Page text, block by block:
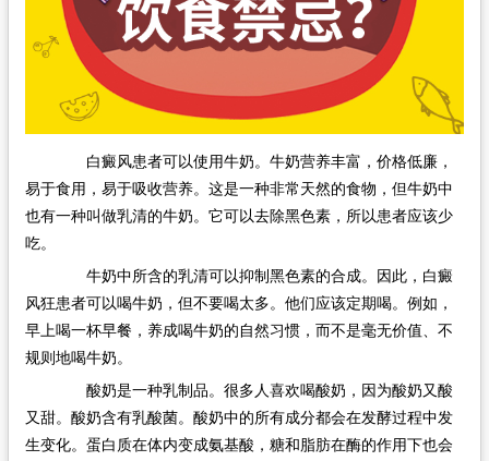
白癜风患者可以使用牛奶。牛奶营养丰富，价格低廉，
易于食用，易于吸收营养。这是一种非常天然的食物，但牛奶中
也有一种叫做乳清的牛奶。它可以去除黑色素，所以患者应该少
吃。
牛奶中所含的乳清可以抑制黑色素的合成。因此，白癜
风狂患者可以喝牛奶，但不要喝太多。他们应该定期喝。例如，
早上喝一杯早餐，养成喝牛奶的自然习惯，而不是毫无价值、不
规则地喝牛奶。
酸奶是一种乳制品。很多人喜欢喝酸奶，因为酸奶又酸
又甜。酸奶含有乳酸菌。酸奶中的所有成分都会在发酵过程中发
生变化。蛋白质在体内变成氨基酸，糖和脂肪在酶的作用下也会